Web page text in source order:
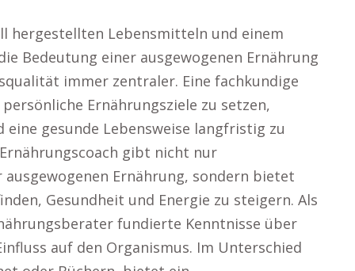
hergestellten Lebensmitteln und einem
Bedeutung einer ausgewogenen Ernährung
immer zentraler. Eine fachkundige
Ernährungsziele zu setzen,
gesunde Lebensweise langfristig zu
gibt nicht nur
Ernährung, sondern bietet
Gesundheit und Energie zu steigern. Als
fundierte Kenntnisse über
auf den Organismus. Im Unterschied